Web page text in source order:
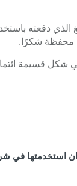
دفعته
محفظة شكرًا.
شكل قسيمة
استخدمتها في